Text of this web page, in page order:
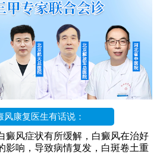
风康复医生有话说：
癜风症状有所缓解，白癜风在治好
影响，导致病情复发，白斑卷土重